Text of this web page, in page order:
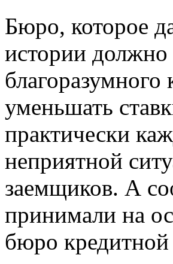
Бюро, которое
истории
уменьшать
практически
неприятной
заемщиков. А
принимали на
бюро кредитной